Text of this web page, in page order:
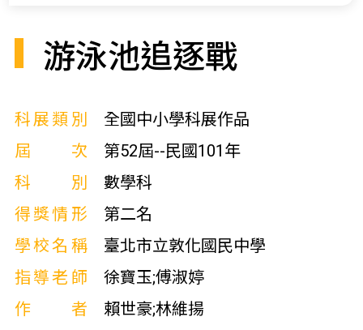
游泳池追逐戰
科展類別
全國中小學科展作品
屆次
第52屆--民國101年
科別
數學科
得獎情形
第二名
學校名稱
臺北市立敦化國民中學
指導老師
徐寶玉;傅淑婷
作者
賴世豪;林維揚